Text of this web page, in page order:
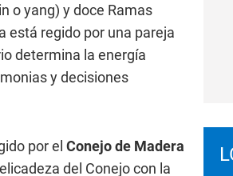
o yang) y doce Ramas
está regido por una pareja
determina la energía
y decisiones
por el Conejo de Madera
del Conejo con la